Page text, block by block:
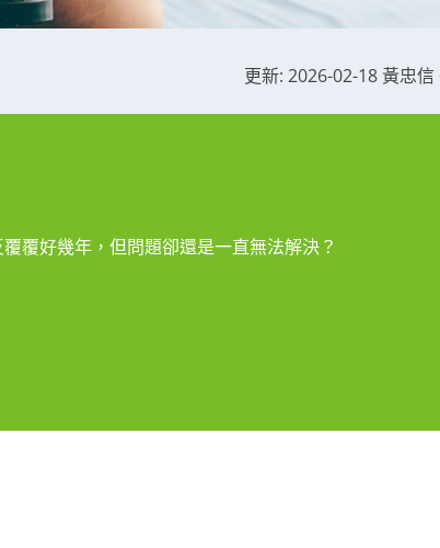
更新: 2026-02-18 黃忠信
覆好幾年，但問題卻還是一直無法解決？